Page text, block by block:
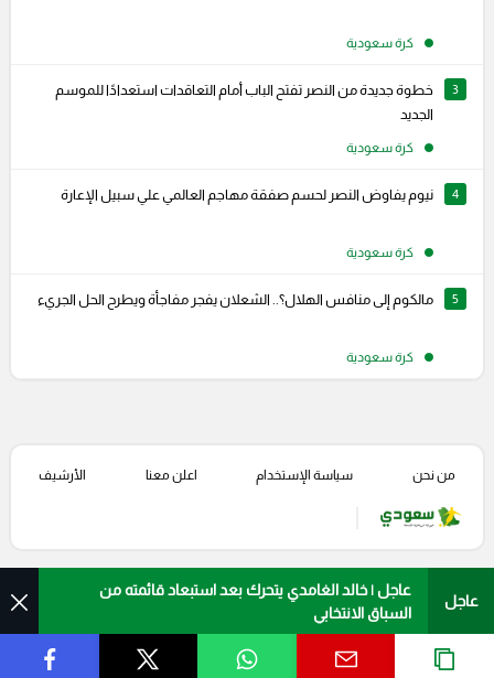
كرة سعودية
3
خطوة جديدة من النصر تفتح الباب أمام التعاقدات استعدادًا للموسم
الجديد
كرة سعودية
4 نيوم يفاوض النصر لحسم صفقة مهاجم العالمي علي سبيل الإعارة
كرة سعودية
5 مالكوم إلى منافس الهلال؟.. الشعلان يفجر مفاجأة ويطرح الحل الجريء
كرة سعودية
عاجل
عاجل | خالد الغامدي يتحرك بعد استبعاد قائمته من
السباق الانتخابي
من نحن سياسة الإستخدام اعلن معنا الأرشيف